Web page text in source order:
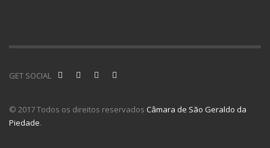
GET SOCIAL
© 2017 Todos os direitos reservados Câmara de São Geraldo da
Piedade.